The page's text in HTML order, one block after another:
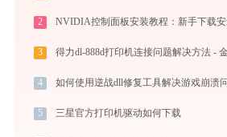
2 NVIDIA控制面板安装教程：新手下载
3 得力dl-888d打印机连接问题解决方法 -
4 如何使用逆战dll修复工具解决游戏崩溃
5 三星官方打印机驱动如何下载